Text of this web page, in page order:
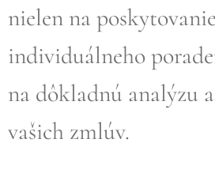
nielen na poskytovanie
individuálneho
na dôkladnú analýzu
vašich zmlúv.